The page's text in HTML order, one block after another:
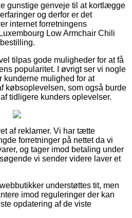
gunstige genveje til at kortlægge
og derfor er det
internet forretningens
Low Armchair Chili
tilpas gode muligheder for at få
popularitet. I øvrigt ser vi nogle
kunderne mulighed for at
købsoplevelsen, som også burde
tidligere kunders oplevelser.
af reklamer. Vi har tætte
forretninger på nettet da vi
og tager imod betaling under
vi sender videre laver et
understøttes tit, men
imod reguleringer der kan
opdatering af de viste